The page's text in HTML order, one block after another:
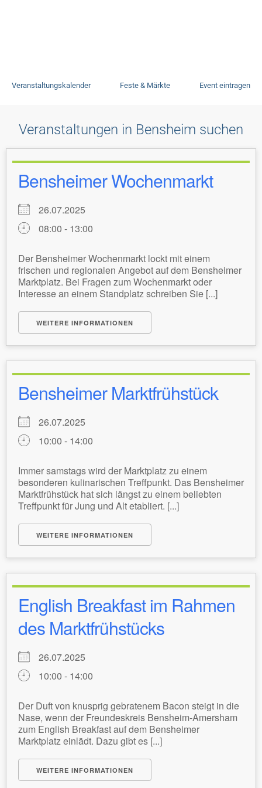
Veranstaltungskalender Feste & Märkte Event eintragen
Veranstaltungen in Bensheim suchen
Bensheimer Wochenmarkt
26.07.2025
08:00 - 13:00
Der Bensheimer Wochenmarkt lockt mit einem
frischen und regionalen Angebot auf dem Bensheimer
Marktplatz. Bei Fragen zum Wochenmarkt oder
Interesse an einem Standplatz schreiben Sie [...]
WEITERE INFORMATIONEN
Bensheimer Marktfrühstück
26.07.2025
10:00 - 14:00
Immer samstags wird der Marktplatz zu einem
besonderen kulinarischen Treffpunkt. Das Bensheimer
Marktfrühstück hat sich längst zu einem beliebten
Treffpunkt für Jung und Alt etabliert. [...]
WEITERE INFORMATIONEN
English Breakfast im Rahmen
des Marktfrühstücks
26.07.2025
10:00 - 14:00
Der Duft von knusprig gebratenem Bacon steigt in die
Nase, wenn der Freundeskreis Bensheim-Amersham
zum English Breakfast auf dem Bensheimer
Marktplatz einlädt. Dazu gibt es [...]
WEITERE INFORMATIONEN